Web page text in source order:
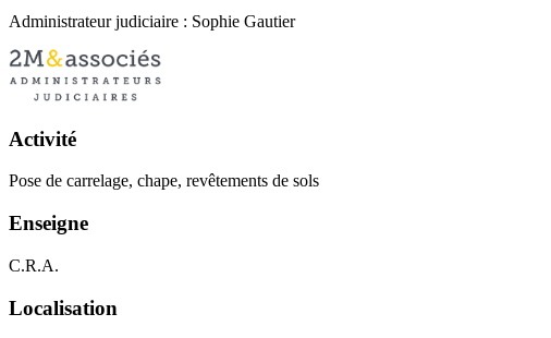
Administrateur judiciaire : Sophie Gautier
Activité
Pose de carrelage, chape, revêtements de sols
Enseigne
C.R.A.
Localisation